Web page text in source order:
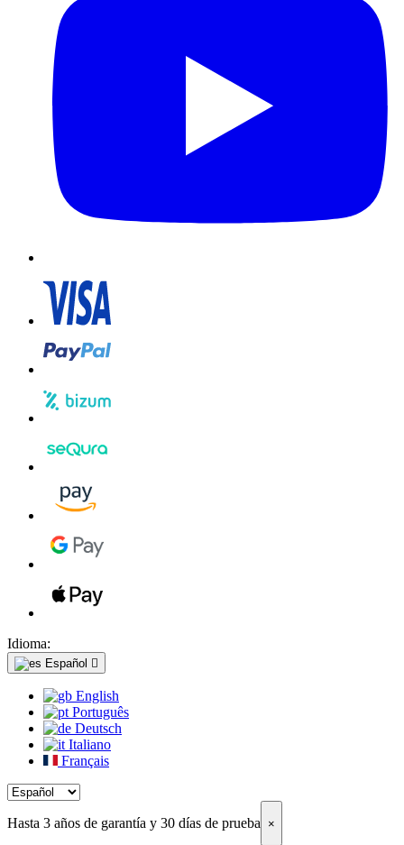
Idioma:
Español 
English
Português
Deutsch
Italiano
Français
Hasta 3 años de garantía y 30 días de prueba ×